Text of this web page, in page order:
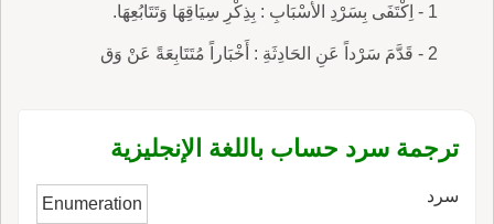
1 - اِكْتَفَى بِسَرْدِ الأسْبَابِ : بِذِكْرِ سِيَاقِهَا وَتَتَابُعِهَا.
2 - قَدَّمَ سَرْداً عَنِ الحَادِثَةِ : أَخْبَاراً مُتَتَابِعَةً عَنْ وَق
ترجمة سرد حساب باللغة الإنجليزية
سرد Enumeration